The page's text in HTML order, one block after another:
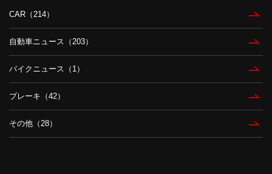
CAR（214）
自動車ニュース（203）
バイクニュース（1）
ブレーキ（42）
その他（28）